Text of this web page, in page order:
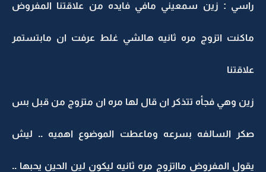
راسي : زين سمعيني مافي فايده من علاقتنا المفروض
ماكنت اتزوج مره ثانيه هالشي غلط عرفت ان مابتستمر
علاقتنا
زين وهي فجأه تتذكر ان قال لها مره ان متزوج من قبل بس
صكر السالفه بسرعه وماعطت الموضوع اهميه .. ليش
يقول المفروض مااتزوج مره ثانيه ليكون لين الحين يحبها ..